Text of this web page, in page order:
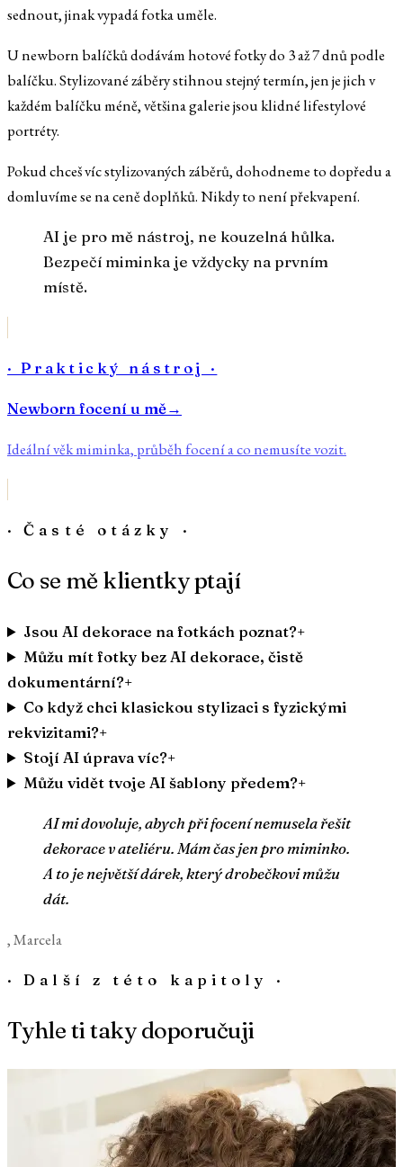
sednout, jinak vypadá fotka uměle.
U newborn balíčků dodávám hotové fotky do 3 až 7 dnů podle
balíčku. Stylizované záběry stihnou stejný termín, jen je jich v
každém balíčku méně, většina galerie jsou klidné lifestylové
portréty.
Pokud chceš víc stylizovaných záběrů, dohodneme to dopředu a
domluvíme se na ceně doplňků. Nikdy to není překvapení.
AI je pro mě nástroj, ne kouzelná hůlka.
Bezpečí miminka je vždycky na prvním
místě.
· Praktický nástroj ·
Newborn focení u mě→
Ideální věk miminka, průběh focení a co nemusíte vozit.
· Časté otázky ·
Co se mě klientky ptají
Jsou AI dekorace na fotkách poznat?+
Můžu mít fotky bez AI dekorace, čistě
dokumentární?+
Co když chci klasickou stylizaci s fyzickými
rekvizitami?+
Stojí AI úprava víc?+
Můžu vidět tvoje AI šablony předem?+
AI mi dovoluje, abych při focení nemusela řešit
dekorace v ateliéru. Mám čas jen pro miminko.
A to je největší dárek, který drobečkovi můžu
dát.
, Marcela
·Další z této kapitoly ·
Tyhle ti taky doporučuji